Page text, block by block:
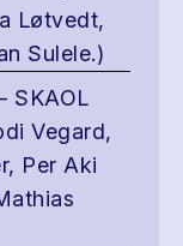
Løtvedt,
Sulele.)
SKAOL
Vegard,
Per Aki